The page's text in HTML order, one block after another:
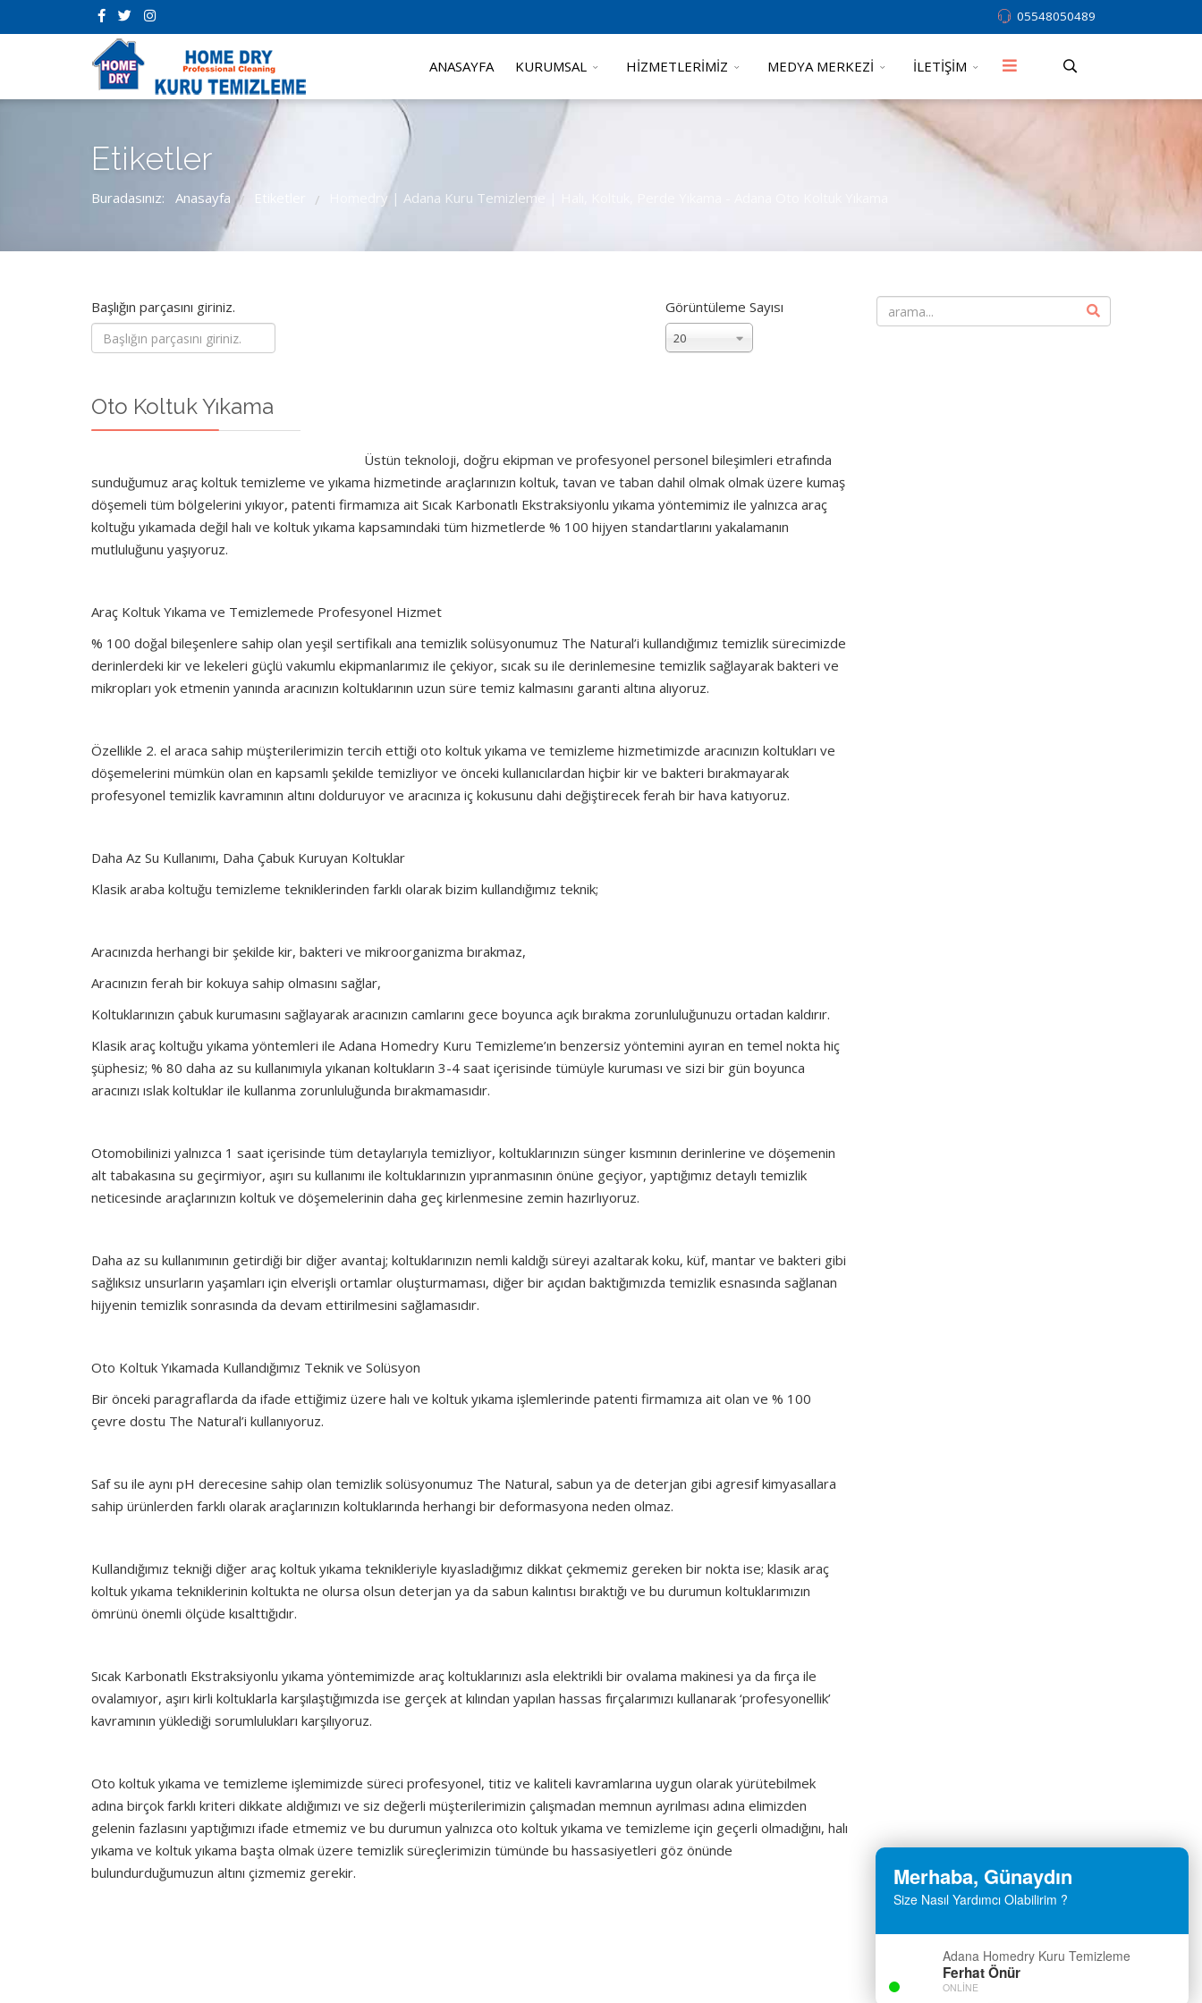
05548050489
ANASAYFA KURUMSAL HİZMETLERİMİZ MEDYA MERKEZİ İLETİŞİM
Etiketler
Buradasınız: Anasayfa / Etiketler / Homedry | Adana Kuru Temizleme | Halı, Koltuk, Perde Yıkama - Adana Oto Koltuk Yıkama
Başlığın parçasını giriniz. Görüntüleme Sayısı
20
Oto Koltuk Yıkama
Üstün teknoloji, doğru ekipman ve profesyonel personel bileşimleri etrafında
sunduğumuz araç koltuk temizleme ve yıkama hizmetinde araçlarınızın koltuk, tavan ve taban dahil olmak olmak üzere kumaş
döşemeli tüm bölgelerini yıkıyor, patenti firmamıza ait Sıcak Karbonatlı Ekstraksiyonlu yıkama yöntemimiz ile yalnızca araç
koltuğu yıkamada değil halı ve koltuk yıkama kapsamındaki tüm hizmetlerde % 100 hijyen standartlarını yakalamanın
mutluluğunu yaşıyoruz.
Araç Koltuk Yıkama ve Temizlemede Profesyonel Hizmet
% 100 doğal bileşenlere sahip olan yeşil sertifikalı ana temizlik solüsyonumuz The Natural’i kullandığımız temizlik sürecimizde
derinlerdeki kir ve lekeleri güçlü vakumlu ekipmanlarımız ile çekiyor, sıcak su ile derinlemesine temizlik sağlayarak bakteri ve
mikropları yok etmenin yanında aracınızın koltuklarının uzun süre temiz kalmasını garanti altına alıyoruz.
Özellikle 2. el araca sahip müşterilerimizin tercih ettiği oto koltuk yıkama ve temizleme hizmetimizde aracınızın koltukları ve
döşemelerini mümkün olan en kapsamlı şekilde temizliyor ve önceki kullanıcılardan hiçbir kir ve bakteri bırakmayarak
profesyonel temizlik kavramının altını dolduruyor ve aracınıza iç kokusunu dahi değiştirecek ferah bir hava katıyoruz.
Daha Az Su Kullanımı, Daha Çabuk Kuruyan Koltuklar
Klasik araba koltuğu temizleme tekniklerinden farklı olarak bizim kullandığımız teknik;
Aracınızda herhangi bir şekilde kir, bakteri ve mikroorganizma bırakmaz,
Aracınızın ferah bir kokuya sahip olmasını sağlar,
Koltuklarınızın çabuk kurumasını sağlayarak aracınızın camlarını gece boyunca açık bırakma zorunluluğunuzu ortadan kaldırır.
Klasik araç koltuğu yıkama yöntemleri ile Adana Homedry Kuru Temizleme’ın benzersiz yöntemini ayıran en temel nokta hiç
şüphesiz; % 80 daha az su kullanımıyla yıkanan koltukların 3-4 saat içerisinde tümüyle kuruması ve sizi bir gün boyunca
aracınızı ıslak koltuklar ile kullanma zorunluluğunda bırakmamasıdır.
Otomobilinizi yalnızca 1 saat içerisinde tüm detaylarıyla temizliyor, koltuklarınızın sünger kısmının derinlerine ve döşemenin
alt tabakasına su geçirmiyor, aşırı su kullanımı ile koltuklarınızın yıpranmasının önüne geçiyor, yaptığımız detaylı temizlik
neticesinde araçlarınızın koltuk ve döşemelerinin daha geç kirlenmesine zemin hazırlıyoruz.
Daha az su kullanımının getirdiği bir diğer avantaj; koltuklarınızın nemli kaldığı süreyi azaltarak koku, küf, mantar ve bakteri gibi
sağlıksız unsurların yaşamları için elverişli ortamlar oluşturmaması, diğer bir açıdan baktığımızda temizlik esnasında sağlanan
hijyenin temizlik sonrasında da devam ettirilmesini sağlamasıdır.
Oto Koltuk Yıkamada Kullandığımız Teknik ve Solüsyon
Bir önceki paragraflarda da ifade ettiğimiz üzere halı ve koltuk yıkama işlemlerinde patenti firmamıza ait olan ve % 100
çevre dostu The Natural’i kullanıyoruz.
Saf su ile aynı pH derecesine sahip olan temizlik solüsyonumuz The Natural, sabun ya de deterjan gibi agresif kimyasallara
sahip ürünlerden farklı olarak araçlarınızın koltuklarında herhangi bir deformasyona neden olmaz.
Kullandığımız tekniği diğer araç koltuk yıkama teknikleriyle kıyasladığımız dikkat çekmemiz gereken bir nokta ise; klasik araç
koltuk yıkama tekniklerinin koltukta ne olursa olsun deterjan ya da sabun kalıntısı bıraktığı ve bu durumun koltuklarımızın
ömrünü önemli ölçüde kısalttığıdır.
Sıcak Karbonatlı Ekstraksiyonlu yıkama yöntemimizde araç koltuklarınızı asla elektrikli bir ovalama makinesi ya da fırça ile
ovalamıyor, aşırı kirli koltuklarla karşılaştığımızda ise gerçek at kılından yapılan hassas fırçalarımızı kullanarak ‘profesyonellik’
kavramının yüklediği sorumlulukları karşılıyoruz.
Oto koltuk yıkama ve temizleme işlemimizde süreci profesyonel, titiz ve kaliteli kavramlarına uygun olarak yürütebilmek
adına birçok farklı kriteri dikkate aldığımızı ve siz değerli müşterilerimizin çalışmadan memnun ayrılması adına elimizden
gelenin fazlasını yaptığımızı ifade etmemiz ve bu durumun yalnızca oto koltuk yıkama ve temizleme için geçerli olmadığını, halı
yıkama ve koltuk yıkama başta olmak üzere temizlik süreçlerimizin tümünde bu hassasiyetleri göz önünde
bulundurduğumuzun altını çizmemiz gerekir.
Merhaba, Günaydın
Size Nasıl Yardımcı Olabilirim ?
Adana Homedry Kuru Temizleme
Ferhat Önür
ONLINE